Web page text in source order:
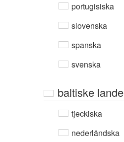
portugisiska
slovenska
spanska
svenska
baltiske lande
tjeckiska
nederländska